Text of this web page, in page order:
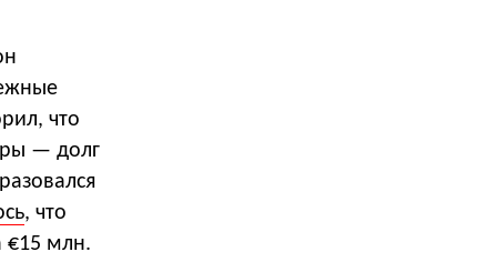
что
— долг
, что
€15 млн.